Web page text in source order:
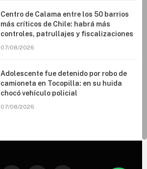
Centro de Calama entre los 50 barrios
más críticos de Chile: habrá más
controles, patrullajes y fiscalizaciones
07/08/2026
Adolescente fue detenido por robo de
camioneta en Tocopilla: en su huida
chocó vehículo policial
07/08/2026